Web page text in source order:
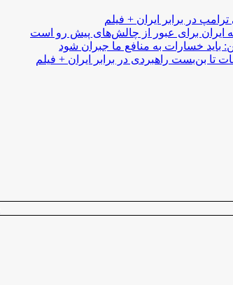
در برابر ایران + فیلم
ایران برای عبور از چالش‌های پیش رو است
باید خسارات به منافع ما جبران شود
تا بن‌بست راهبردی در برابر ایران + فیلم